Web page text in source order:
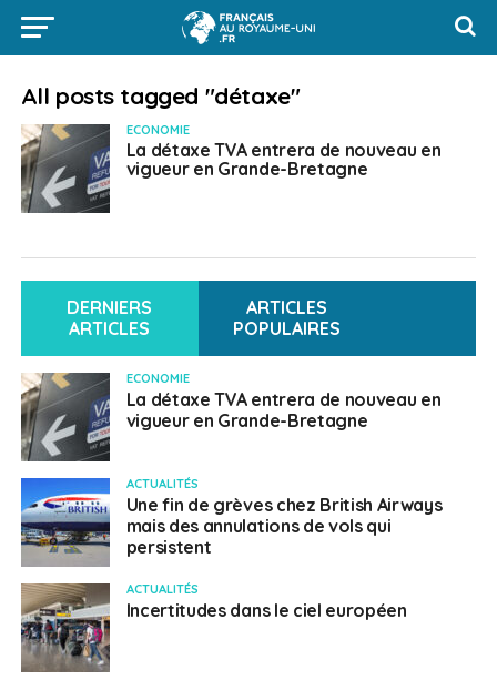
All posts tagged "détaxe"
ECONOMIE
La détaxe TVA entrera de nouveau en
vigueur en Grande-Bretagne
DERNIERS
ARTICLES
ARTICLES
POPULAIRES
ECONOMIE
La détaxe TVA entrera de nouveau en
vigueur en Grande-Bretagne
ACTUALITÉS
Une fin de grèves chez British Airways
mais des annulations de vols qui
persistent
ACTUALITÉS
Incertitudes dans le ciel européen